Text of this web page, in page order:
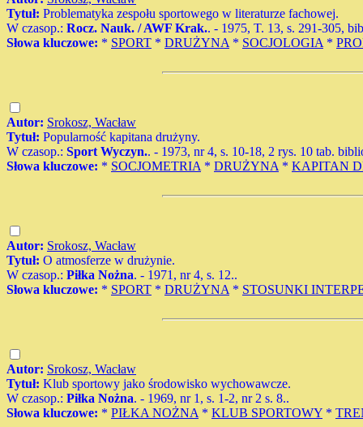
Tytuł: Problematyka zespołu sportowego w literaturze fachowej.
W czasop.: Rocz. Nauk. / AWF Krak.. - 1975, T. 13, s. 291-305,
Słowa kluczowe: * SPORT * DRUŻYNA * SOCJOLOGIA *
Autor: Srokosz, Wacław
Tytuł: Popularność kapitana drużyny.
W czasop.: Sport Wyczyn.. - 1973, nr 4, s. 10-18, 2 rys. 10 tab.
Słowa kluczowe: * SOCJOMETRIA * DRUŻYNA * KAPITAN
Autor: Srokosz, Wacław
Tytuł: O atmosferze w drużynie.
W czasop.: Piłka Nożna. - 1971, nr 4, s. 12..
Słowa kluczowe: * SPORT * DRUŻYNA * STOSUNKI
Autor: Srokosz, Wacław
Tytuł: Klub sportowy jako środowisko wychowawcze.
W czasop.: Piłka Nożna. - 1969, nr 1, s. 1-2, nr 2 s. 8..
Słowa kluczowe: * PIŁKA NOŻNA * KLUB SPORTOWY *